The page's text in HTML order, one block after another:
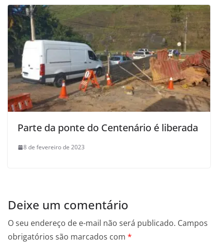
Parte da ponte do Centenário é liberada
8 de fevereiro de 2023
Deixe um comentário
O seu endereço de e-mail não será publicado. Campos
obrigatórios são marcados com *